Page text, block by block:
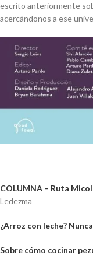
escrito anteriormente
acercándonos a ese
COLUMNA – Ruta
Ledezma
¿Arroz con leche?
Sobre cómo cocinar